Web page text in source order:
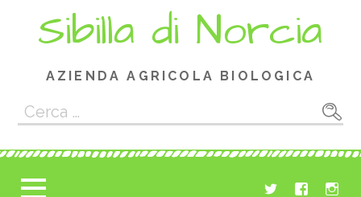
Sibilla di Norcia
AZIENDA AGRICOLA BIOLOGICA
Ricerca
per: